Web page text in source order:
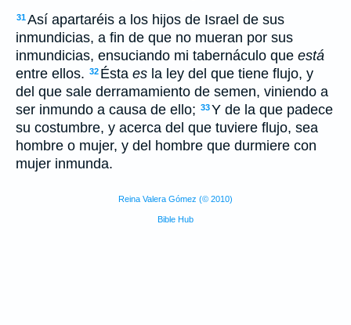
31Así apartaréis a los hijos de Israel de sus
inmundicias, a fin de que no mueran por sus
inmundicias, ensuciando mi tabernáculo que está
entre ellos. 32 Ésta es la ley del que tiene flujo, y
del que sale derramamiento de semen, viniendo a
ser inmundo a causa de ello; 33Y de la que padece
su costumbre, y acerca del que tuviere flujo, sea
hombre o mujer, y del hombre que durmiere con
mujer inmunda.
Reina Valera Gómez (© 2010)
Bible Hub